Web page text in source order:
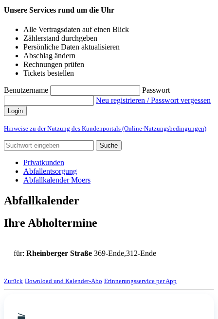
Unsere Services rund um die Uhr
Alle Vertragsdaten auf einen Blick
Zählerstand durchgeben
Persönliche Daten aktualisieren
Abschlag ändern
Rechnungen prüfen
Tickets bestellen
Benutzername
Passwort
Neu registrieren / Passwort vergessen
Login
Hinweise zu der Nutzung des Kundenportals (Online-Nutzungsbedingungen)
Suche
Privatkunden
Abfallentsorgung
Abfallkalender Moers
Abfallkalender
Ihre Abholtermine
für: Rheinberger Straße 369-Ende,312-Ende
Zurück Download und Kalender-Abo Erinnerungsservice per App